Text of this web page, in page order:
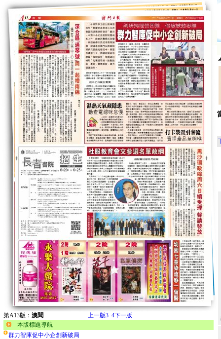
第A13版： 澳聞 上一版3 4下一版
本版標題導航
群力智庫促中小企創新破局